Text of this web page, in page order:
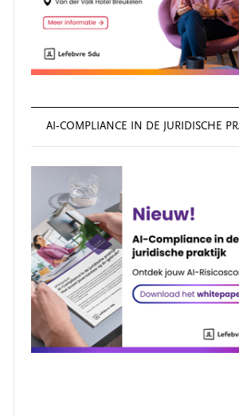
AI‑COMPLIANCE IN DE JURIDISCHE